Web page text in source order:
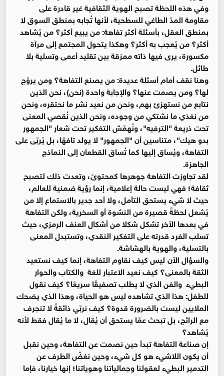
وفي هذه اللحظة تصبح الهوية الثقافية غير قادرة على
مقاومة المدّ الطاغي للسطحية، لأنها تُجابه بمنطق السوق لا
بمنطق العقل، بأسئلة أكثر تفاهة: من يبيع أكثر؟ من يُشاهد
أكثر؟ من يُعجب به أكثر؟ وهكذا يتحول المجتمع إلى مرآة
مكسورة، يرى فيها ذاته ممزقة بين تقليد أعمى وتسلية بلا
طائل.
وهنا نقف أمام أسئلة عديدة: من يصنع التفاهة؟ ومن يروّج
لها؟ ومن يصمت عنها؟ والإجابة واحدة (نحن)، نحن الذين
نتابع من نستهزئ بهم، ونحن من نعيد نشر ما نحتقره، ونحن
من نغذي ما نشتكي من وجوده، ونحن الذين نُقصي المعنى
تحت ذريعة "الترفيه"، ونُهمّش التفكير تحت شعار "الجمهور
بدو هيك"، متناسين أن "الجمهور" لا يولد تافهًا، بل يُربّى على
التفاهة، ويُساق إليها كما تُساق القطعان إلى النماذج
الجاهزة.
لقد تجاوزت التفاهة جوهرها كمحتوىً، وتعدت ذلك لتصبح
ثقافة؛ فهي ليست حالة إعلامية، إنما رؤية ضمنية للعالم،
حيث لا شيء يستحق التأمل، ولا أحد جدير بالاستماع إلا من
يُشعل لحظةً قصيرة من النشوة أو السخرية، ولكن التفاهة
في بعدها الآخر تشكل شكلا من أشكال العنف الرمزي، حيث
تسلب الفرد قدرته على التفكير النقدي، وتستبدل المعنى
بالتسلية، والهوية بالهشاشة.
والسؤال الآن ليس كيف نقاوم التفاهة، إنما كيف نستعيد
الثقة بالمعنى؟ كيف نعيد الاعتبار للغة والكتاب والحوار
البطيء والفن الذي لا يطلب تصفيقًا سريعًا؟ كيف نقول
للطفل: هذا الذي تشاهده ليس هو الحياة، وهذا الذي يضحك
الملايين ليست بالضرورة قدوة؟ كيف نربّي ذائقةً لا تنجرف
مع الرائج، بل تبحث عمّا يستحق أن يُقال، لا ما يُقال فقط لأنه
يُشاهد؟
إن صناعة التفاهة تبدأ حين نصمت عن التفاهة، وحين نقبل
أن يكون اللاشيء هو كل شيء، وحين نغضّ الطرف عن
التدمير البطيء لعقولنا وجمالياتنا وهوياتنا؛ إنها خيارنا، فإما